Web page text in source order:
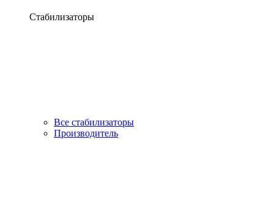
Стабилизаторы
Все стабилизаторы
Производитель